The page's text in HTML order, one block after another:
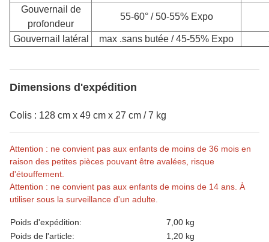
Gouvernail de
profondeur
55-60° / 50-55% Expo
Gouvernail latéral max .sans butée / 45-55% Expo
Dimensions d'expédition
Colis : 128 cm x 49 cm x 27 cm / 7 kg
Attention : ne convient pas aux enfants de moins de 36 mois en
raison des petites pièces pouvant être avalées, risque
d'étouffement.
Attention : ne convient pas aux enfants de moins de 14 ans. À
utiliser sous la surveillance d'un adulte.
caractéristique du produit
valeur
Poids d'expédition:
7,00 kg
Poids de l'article:
1,20 kg